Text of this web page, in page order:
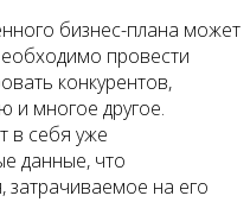
бизнес-плана может
провести
конкурентов,
и многое другое.
в себя уже
данные, что
затрачиваемое на его